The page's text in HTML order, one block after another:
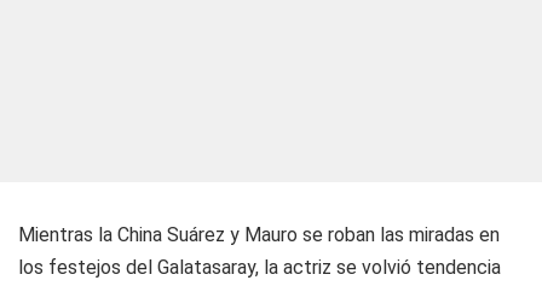
Mientras la China Suárez y Mauro se roban las miradas en
los festejos del Galatasaray, la actriz se volvió tendencia